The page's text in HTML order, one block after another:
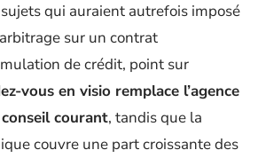
qui auraient autrefois imposé
sur un contrat
de crédit, point sur
vous en visio remplace l’agence
courant, tandis que la
couvre une part croissante des